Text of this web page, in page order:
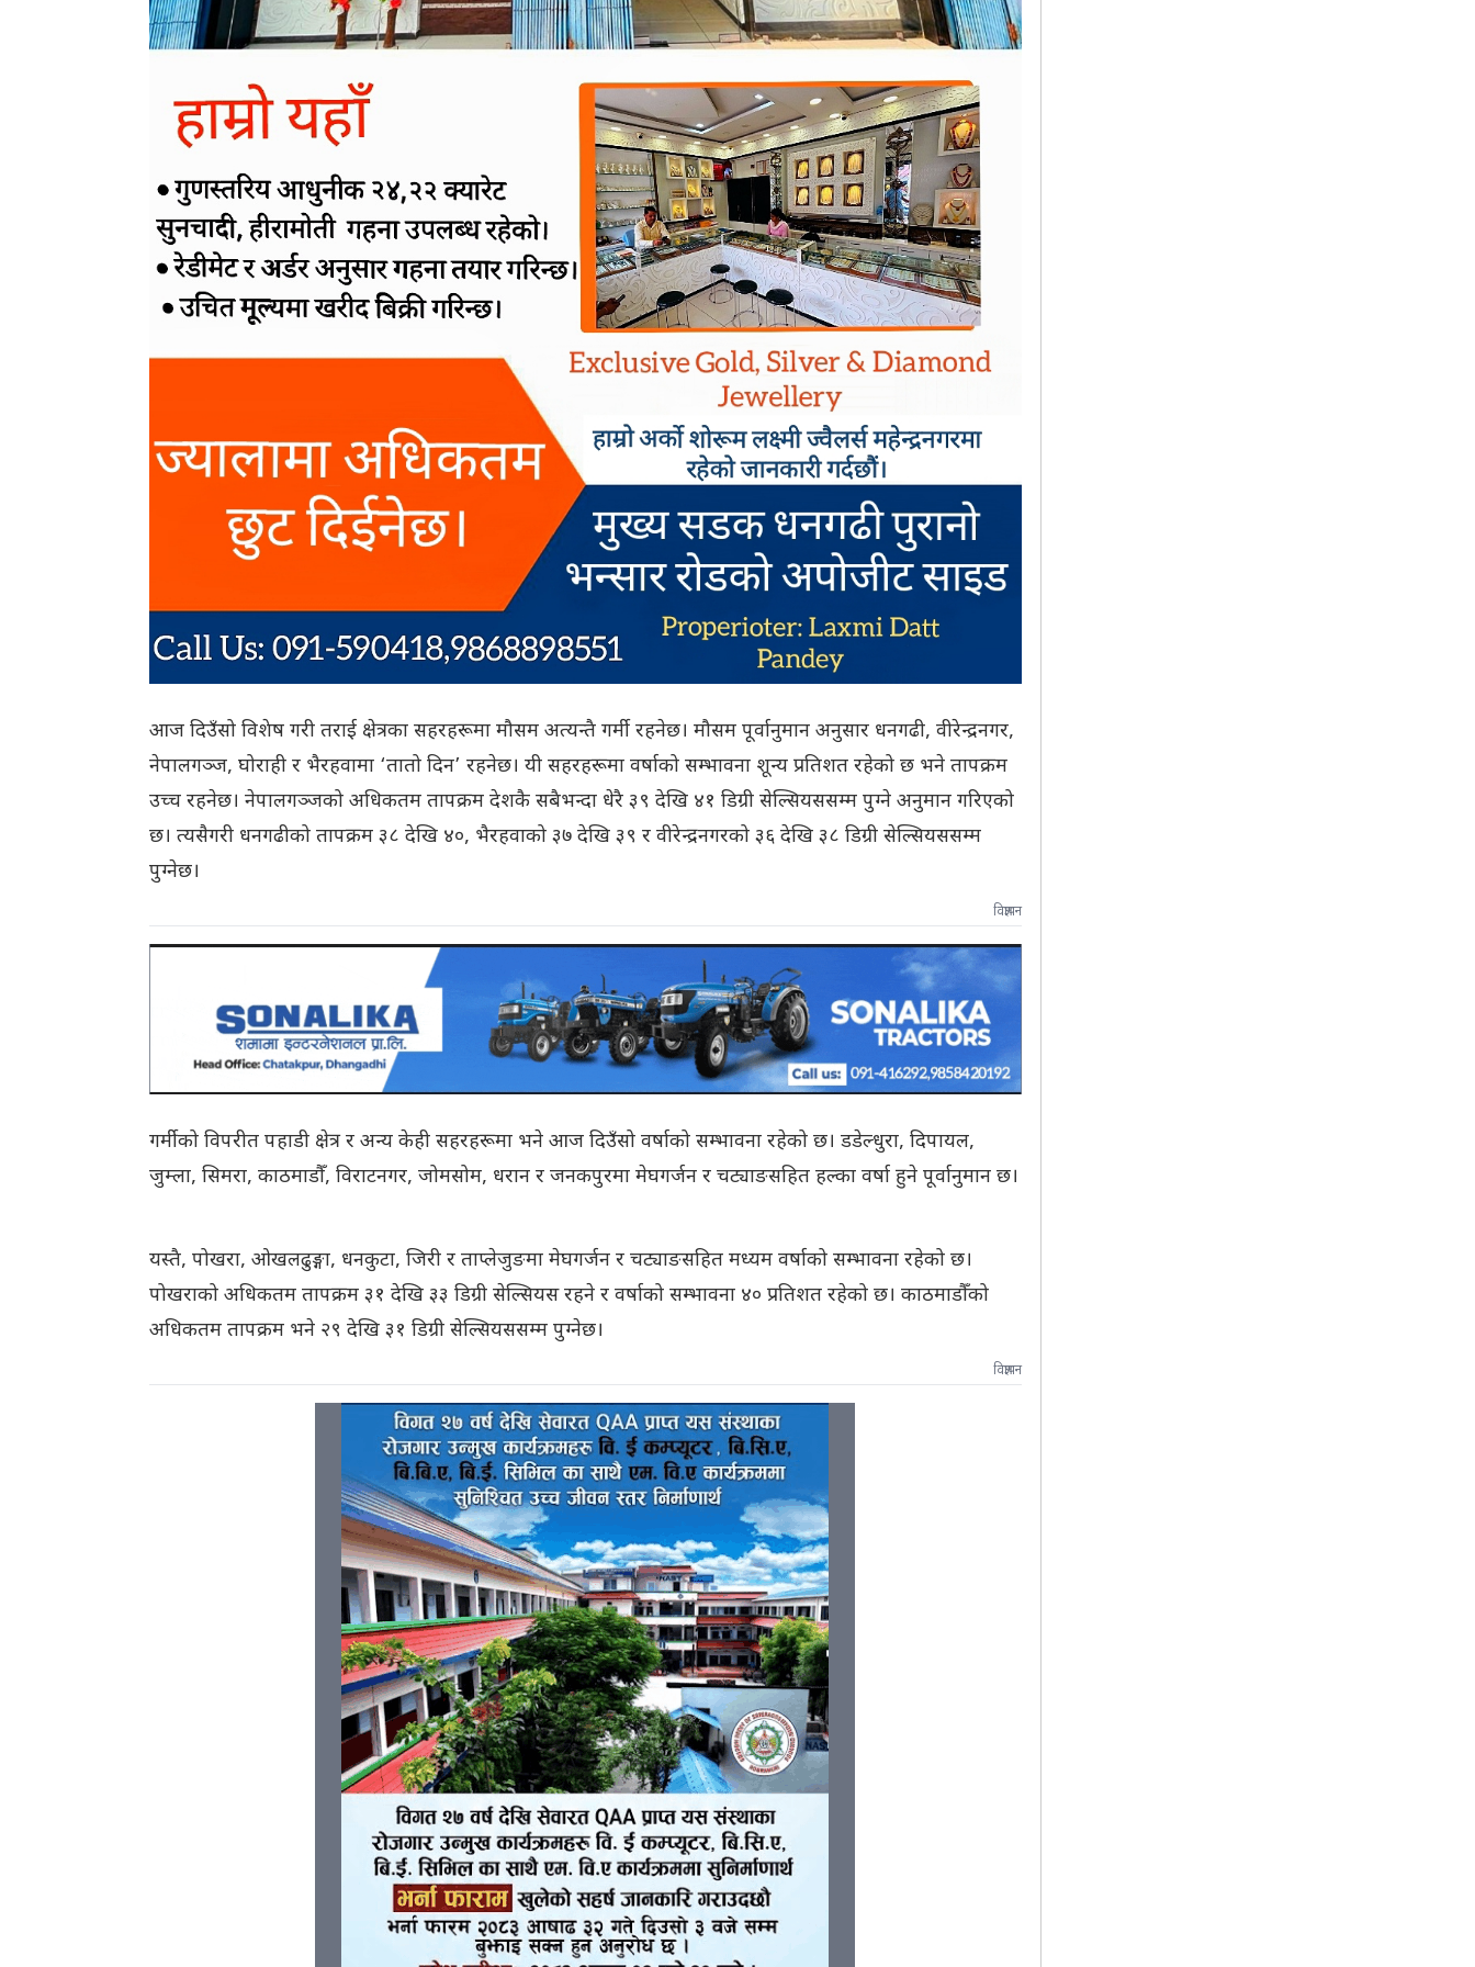
आज दिउँसो विशेष गरी तराई क्षेत्रका सहरहरूमा मौसम अत्यन्तै गर्मी रहनेछ। मौसम पूर्वानुमान अनुसार धनगढी, वीरेन्द्रनगर,
नेपालगञ्ज, घोराही र भैरहवामा ‘तातो दिन’ रहनेछ। यी सहरहरूमा वर्षाको सम्भावना शून्य प्रतिशत रहेको छ भने तापक्रम
उच्च रहनेछ। नेपालगञ्जको अधिकतम तापक्रम देशकै सबैभन्दा धेरै ३९ देखि ४१ डिग्री सेल्सियससम्म पुग्ने अनुमान गरिएको
छ। त्यसैगरी धनगढीको तापक्रम ३८ देखि ४०, भैरहवाको ३७ देखि ३९ र वीरेन्द्रनगरको ३६ देखि ३८ डिग्री सेल्सियससम्म
पुग्नेछ।
विज्ञापन
गर्मीको विपरीत पहाडी क्षेत्र र अन्य केही सहरहरूमा भने आज दिउँसो वर्षाको सम्भावना रहेको छ। डडेल्धुरा, दिपायल,
जुम्ला, सिमरा, काठमाडौँ, विराटनगर, जोमसोम, धरान र जनकपुरमा मेघगर्जन र चट्याङसहित हल्का वर्षा हुने पूर्वानुमान छ।
यस्तै, पोखरा, ओखलढुङ्गा, धनकुटा, जिरी र ताप्लेजुङमा मेघगर्जन र चट्याङसहित मध्यम वर्षाको सम्भावना रहेको छ।
पोखराको अधिकतम तापक्रम ३१ देखि ३३ डिग्री सेल्सियस रहने र वर्षाको सम्भावना ४० प्रतिशत रहेको छ। काठमाडौँको
अधिकतम तापक्रम भने २९ देखि ३१ डिग्री सेल्सियससम्म पुग्नेछ।
विज्ञापन